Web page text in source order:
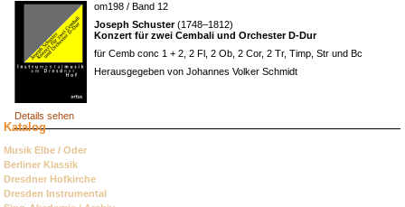
om198 / Band 12
Joseph Schuster(1748–1812)
Konzert für zwei Cembali und Orchester D-Dur
für Cemb conc 1 + 2, 2 Fl, 2 Ob, 2 Cor, 2 Tr, Timp, Str und Bc
Herausgegeben von Johannes Volker Schmidt
Details sehen
Katalog
Navigation
überspringen
Musik Elbe / Oder
Berliner Klassik
Dresdner Hofkirche
Dresden Instrumental